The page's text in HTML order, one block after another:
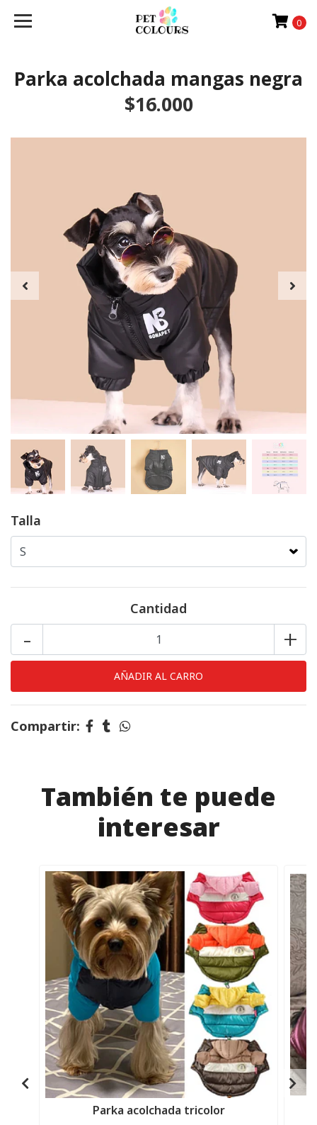
0
Parka acolchada mangas negra
$16.000
Talla
Cantidad
+
-
Compartir:
También te puede
interesar
Parka acolchada tricolor